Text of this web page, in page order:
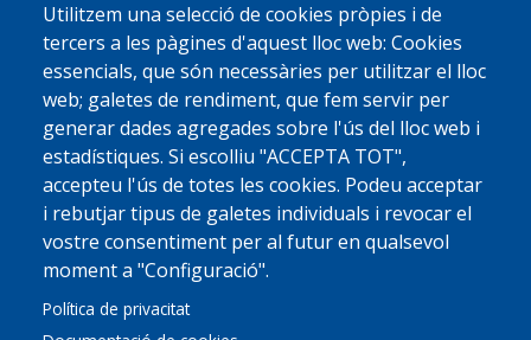
Utilitzem una selecció de cookies pròpies i de
tercers a les pàgines d'aquest lloc web: Cookies
essencials, que són necessàries per utilitzar el lloc
web; galetes de rendiment, que fem servir per
generar dades agregades sobre l'ús del lloc web i
estadístiques. Si escolliu "ACCEPTA TOT",
accepteu l'ús de totes les cookies. Podeu acceptar
i rebutjar tipus de galetes individuals i revocar el
vostre consentiment per al futur en qualsevol
moment a "Configuració".
Política de privacitat